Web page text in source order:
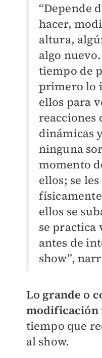
“Depende
hacer,
altura,
algo
tiempo de
primero lo
ellos para
reacciones
dinámicas
ninguna
momento
ellos; se
ellos se
se practica
antes de
show”,
Lo grande o
modificación
tiempo que
al show.